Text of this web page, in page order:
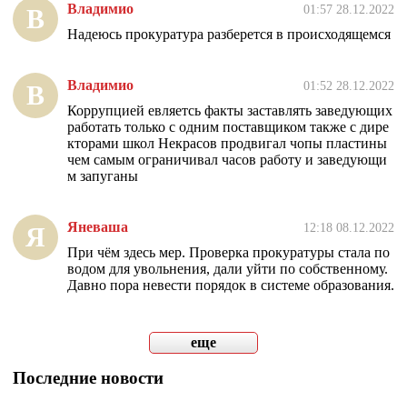
В Владимио 01:57 28.12.2022
Надеюсь прокуратура разберется в происходящемся
В Владимио 01:52 28.12.2022
Коррупцией евляетсь факты заставлять заведующих
работать только с одним поставщиком также с дире
кторами школ Некрасов продвигал чопы пластины
чем самым ограничивал часов работу и заведующи
м запуганы
Я Яневаша 12:18 08.12.2022
При чём здесь мер. Проверка прокуратуры стала по
водом для увольнения, дали уйти по собственному.
Давно пора невести порядок в системе образования.
еще
Последние новости